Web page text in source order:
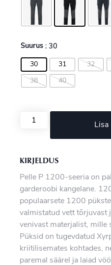
Suurus : 30
30 31 32
38 40
KIRJELDUS
Pelle P 1200-seeria on
garderoobi kangelane.
populaarsete 1200
valmistatud vett tõrjuvast
venivast materjalist, mille
Püksid on tugevdatud
kriitilisemates kohtades,
paremal säärel ja laiad